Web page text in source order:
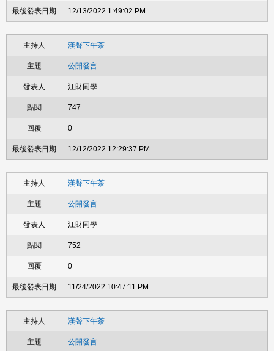
12/13/2022 1:49:02 PM
漢聲下午茶
公開發言
江財同學
747
0
12/12/2022 12:29:37 PM
漢聲下午茶
公開發言
江財同學
752
0
11/24/2022 10:47:11 PM
漢聲下午茶
公開發言